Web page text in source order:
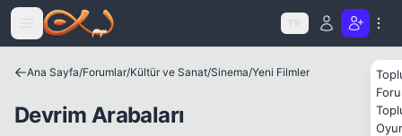
Icerige atla
TR
Ana Sayfa/Forumlar/Kültür ve Sanat/Sinema/Yeni Filmler
Devrim Arabaları